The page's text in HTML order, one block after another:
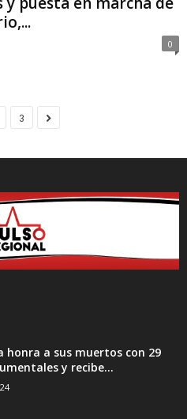
0
3
honra a sus muertos con 29
y recibe...